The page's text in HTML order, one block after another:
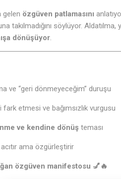
gelen özgüven patlamasını
takılmadığını söylüyor.
dönüşüyor.
ve “geri dönmeyeceğim” duruşu
fark etmesi ve bağımsızlık vurgusu
ve kendine dönüş teması
ama özgürleştirir
özgüven manifestosu 💅🔥